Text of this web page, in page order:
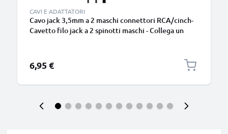
CAVI E ADATTATORI
Cavo jack 3,5mm a 2 maschi connettori RCA/cinch-
Cavetto filo jack a 2 spinotti maschi - Collega un
6,95 €